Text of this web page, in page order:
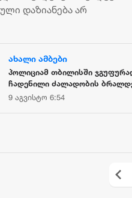
დაზიანება არ
ახალი ამბები
პოლიციამ თბილისში
ჩადენილი ძალადობის
პირი დააკავა
9 აგვისტო 6:54